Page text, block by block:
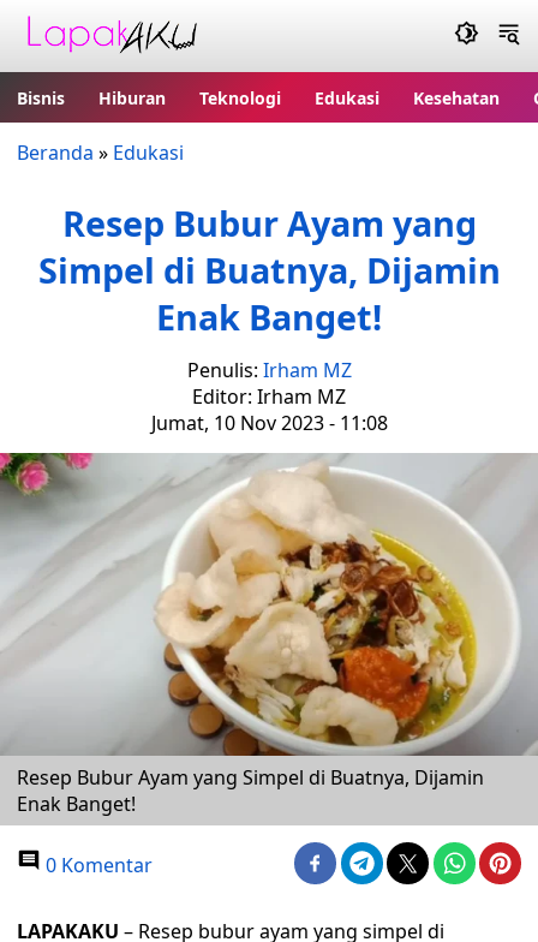
Bisnis Hiburan Teknologi Edukasi Kesehatan
Beranda » Edukasi
Resep Bubur Ayam yang
Simpel di Buatnya, Dijamin
Enak Banget!
Penulis: Irham MZ
Editor: Irham MZ
Jumat, 10 Nov 2023 - 11:08
Resep Bubur Ayam yang Simpel di Buatnya, Dijamin
Enak Banget!
0 Komentar
LAPAKAKU – Resep bubur ayam yang simpel di